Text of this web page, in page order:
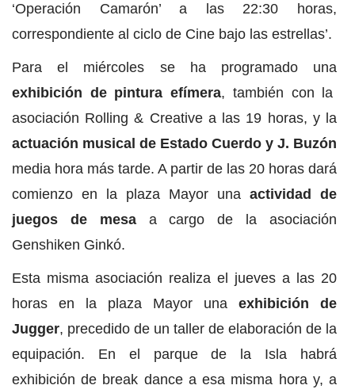
‘Operación Camarón’ a las 22:30 horas,
correspondiente al ciclo de Cine bajo las estrellas’.
Para el miércoles se ha programado una
exhibición de pintura efímera, también con la
asociación Rolling & Creative a las 19 horas, y la
actuación musical de Estado Cuerdo y J. Buzón
media hora más tarde. A partir de las 20 horas dará
comienzo en la plaza Mayor una actividad de
juegos de mesaa cargo de la asociación
Genshiken Ginkó.
Esta misma asociación realiza el jueves a las 20
horas en la plaza Mayor una exhibición de
Jugger, precedido de un taller de elaboración de la
equipación. En el parque de la Isla habrá
exhibición de break dance a esa misma hora y, a